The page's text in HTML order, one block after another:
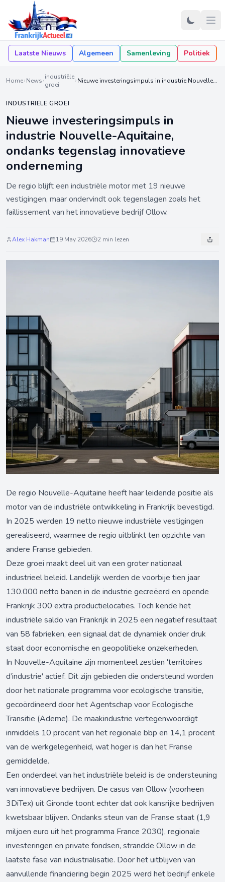
Laatste Nieuws Algemeen Samenleving Politiek
Home News industriële
groei
Nieuwe investeringsimpuls in industrie Nouvelle-Aquitaine, ondanks tegenslag innovatieve onderneming
INDUSTRIËLE GROEI
Nieuwe investeringsimpuls in
industrie Nouvelle-Aquitaine,
ondanks tegenslag innovatieve
onderneming
De regio blijft een industriële motor met 19 nieuwe
vestigingen, maar ondervindt ook tegenslagen zoals het
faillissement van het innovatieve bedrijf Ollow.
Alex Hakman 19 May 2026 2 min lezen
De regio Nouvelle-Aquitaine heeft haar leidende positie als
motor van de industriële ontwikkeling in Frankrijk bevestigd.
In 2025 werden 19 netto nieuwe industriële vestigingen
gerealiseerd, waarmee de regio uitblinkt ten opzichte van
andere Franse gebieden.
Deze groei maakt deel uit van een groter nationaal
industrieel beleid. Landelijk werden de voorbije tien jaar
130.000 netto banen in de industrie gecreëerd en opende
Frankrijk 300 extra productielocaties. Toch kende het
industriële saldo van Frankrijk in 2025 een negatief resultaat
van 58 fabrieken, een signaal dat de dynamiek onder druk
staat door economische en geopolitieke onzekerheden.
In Nouvelle-Aquitaine zijn momenteel zestien 'territoires
d’industrie' actief. Dit zijn gebieden die ondersteund worden
door het nationale programma voor ecologische transitie,
gecoördineerd door het Agentschap voor Ecologische
Transitie (Ademe). De maakindustrie vertegenwoordigt
inmiddels 10 procent van het regionale bbp en 14,1 procent
van de werkgelegenheid, wat hoger is dan het Franse
gemiddelde.
Een onderdeel van het industriële beleid is de ondersteuning
van innovatieve bedrijven. De casus van Ollow (voorheen
3DiTex) uit Gironde toont echter dat ook kansrijke bedrijven
kwetsbaar blijven. Ondanks steun van de Franse staat (1,9
miljoen euro uit het programma France 2030), regionale
investeringen en private fondsen, strandde Ollow in de
laatste fase van industrialisatie. Door het uitblijven van
aanvullende financiering begin 2025 werd het bedrijf enkele